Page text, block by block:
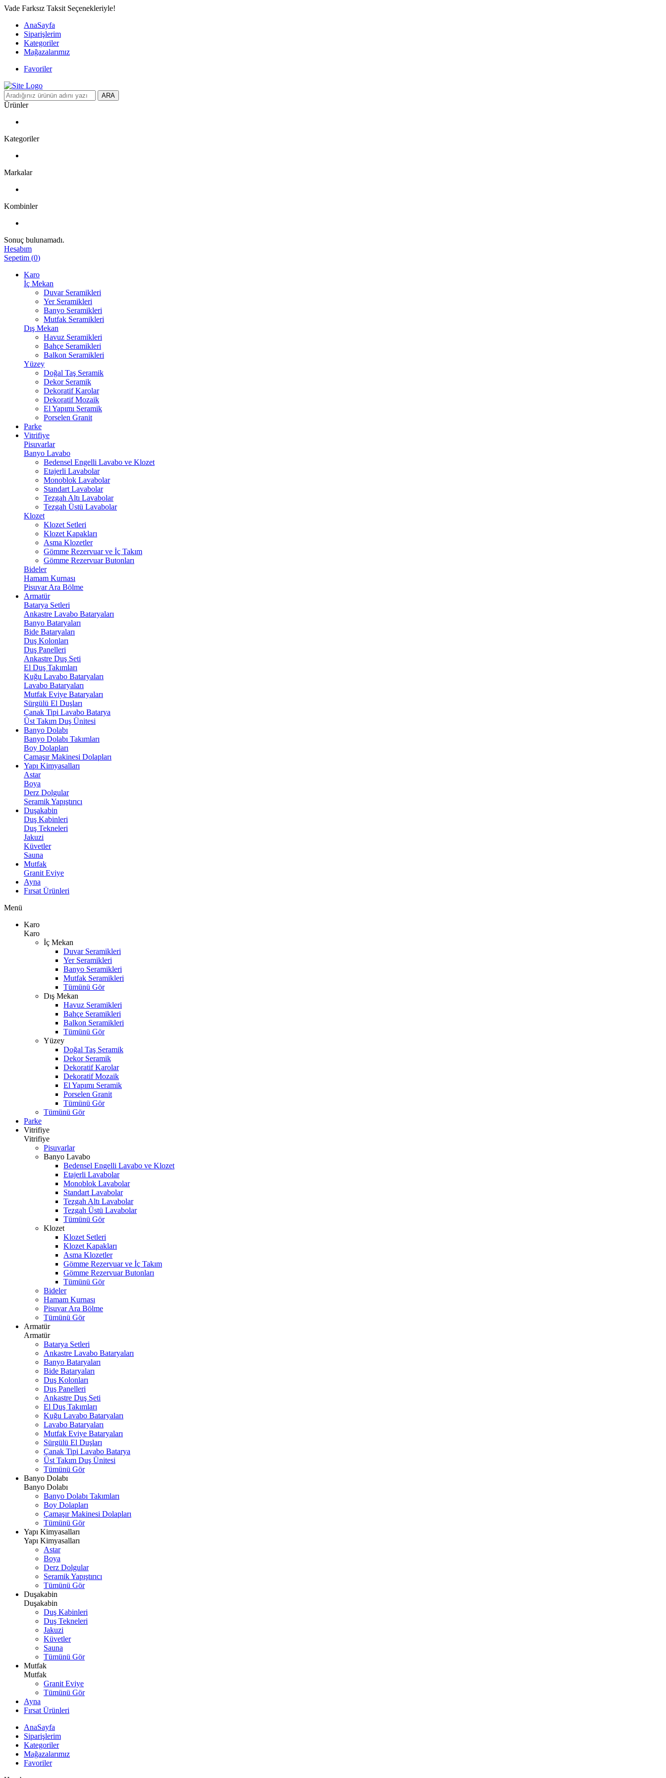
Vade Farksız Taksit Seçenekleriyle!
AnaSayfa
Siparişlerim
Kategoriler
Mağazalarımız
Favoriler
ARA
Ürünler
Kategoriler
Markalar
Kombinler
Sonuç bulunamadı.
Hesabım
Sepetim (0)
Karo
İç Mekan
Duvar Seramikleri
Yer Seramikleri
Banyo Seramikleri
Mutfak Seramikleri
Dış Mekan
Havuz Seramikleri
Bahçe Seramikleri
Balkon Seramikleri
Yüzey
Doğal Taş Seramik
Dekor Seramik
Dekoratif Karolar
Dekoratif Mozaik
El Yapımı Seramik
Porselen Granit
Parke
Vitrifiye
Pisuvarlar
Banyo Lavabo
Bedensel Engelli Lavabo ve Klozet
Etajerli Lavabolar
Monoblok Lavabolar
Standart Lavabolar
Tezgah Altı Lavabolar
Tezgah Üstü Lavabolar
Klozet
Klozet Setleri
Klozet Kapakları
Asma Klozetler
Gömme Rezervuar ve İç Takım
Gömme Rezervuar Butonları
Bideler
Hamam Kurnası
Pisuvar Ara Bölme
Armatür
Batarya Setleri
Ankastre Lavabo Bataryaları
Banyo Bataryaları
Bide Bataryaları
Duş Kolonları
Duş Panelleri
Ankastre Duş Seti
El Duş Takımları
Kuğu Lavabo Bataryaları
Lavabo Bataryaları
Mutfak Eviye Bataryaları
Sürgülü El Duşları
Çanak Tipi Lavabo Batarya
Üst Takım Duş Ünitesi
Banyo Dolabı
Banyo Dolabı Takımları
Boy Dolapları
Çamaşır Makinesi Dolapları
Yapı Kimyasalları
Astar
Boya
Derz Dolgular
Seramik Yapıştırıcı
Duşakabin
Duş Kabinleri
Duş Tekneleri
Jakuzi
Küvetler
Sauna
Mutfak
Granit Eviye
Ayna
Fırsat Ürünleri
Menü
Karo
Karo
İç Mekan
Duvar Seramikleri
Yer Seramikleri
Banyo Seramikleri
Mutfak Seramikleri
Tümünü Gör
Dış Mekan
Havuz Seramikleri
Bahçe Seramikleri
Balkon Seramikleri
Tümünü Gör
Yüzey
Doğal Taş Seramik
Dekor Seramik
Dekoratif Karolar
Dekoratif Mozaik
El Yapımı Seramik
Porselen Granit
Tümünü Gör
Tümünü Gör
Parke
Vitrifiye
Vitrifiye
Pisuvarlar
Banyo Lavabo
Bedensel Engelli Lavabo ve Klozet
Etajerli Lavabolar
Monoblok Lavabolar
Standart Lavabolar
Tezgah Altı Lavabolar
Tezgah Üstü Lavabolar
Tümünü Gör
Klozet
Klozet Setleri
Klozet Kapakları
Asma Klozetler
Gömme Rezervuar ve İç Takım
Gömme Rezervuar Butonları
Tümünü Gör
Bideler
Hamam Kurnası
Pisuvar Ara Bölme
Tümünü Gör
Armatür
Armatür
Batarya Setleri
Ankastre Lavabo Bataryaları
Banyo Bataryaları
Bide Bataryaları
Duş Kolonları
Duş Panelleri
Ankastre Duş Seti
El Duş Takımları
Kuğu Lavabo Bataryaları
Lavabo Bataryaları
Mutfak Eviye Bataryaları
Sürgülü El Duşları
Çanak Tipi Lavabo Batarya
Üst Takım Duş Ünitesi
Tümünü Gör
Banyo Dolabı
Banyo Dolabı
Banyo Dolabı Takımları
Boy Dolapları
Çamaşır Makinesi Dolapları
Tümünü Gör
Yapı Kimyasalları
Yapı Kimyasalları
Astar
Boya
Derz Dolgular
Seramik Yapıştırıcı
Tümünü Gör
Duşakabin
Duşakabin
Duş Kabinleri
Duş Tekneleri
Jakuzi
Küvetler
Sauna
Tümünü Gör
Mutfak
Mutfak
Granit Eviye
Tümünü Gör
Ayna
Fırsat Ürünleri
AnaSayfa
Siparişlerim
Kategoriler
Mağazalarımız
Favoriler